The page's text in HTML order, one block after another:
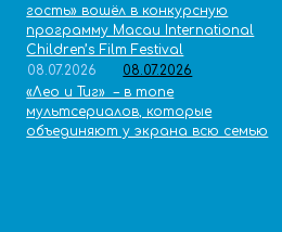
гость» вошёл в конкурсную
программу Macau International
Children’s Film Festival
«Лео и Тиг» – в топе
мультсериалов, которые
объединяют у экрана всю семью
08.07.2026 08.07.2026